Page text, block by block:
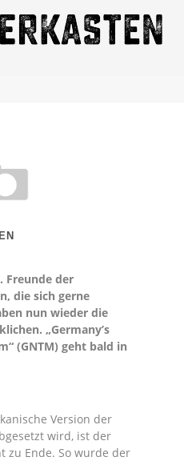
Freunde der
die sich gerne
nun wieder die
„Germany’s
(GNTM) geht bald in
Version der
wird, ist der
zu Ende. So wurde der